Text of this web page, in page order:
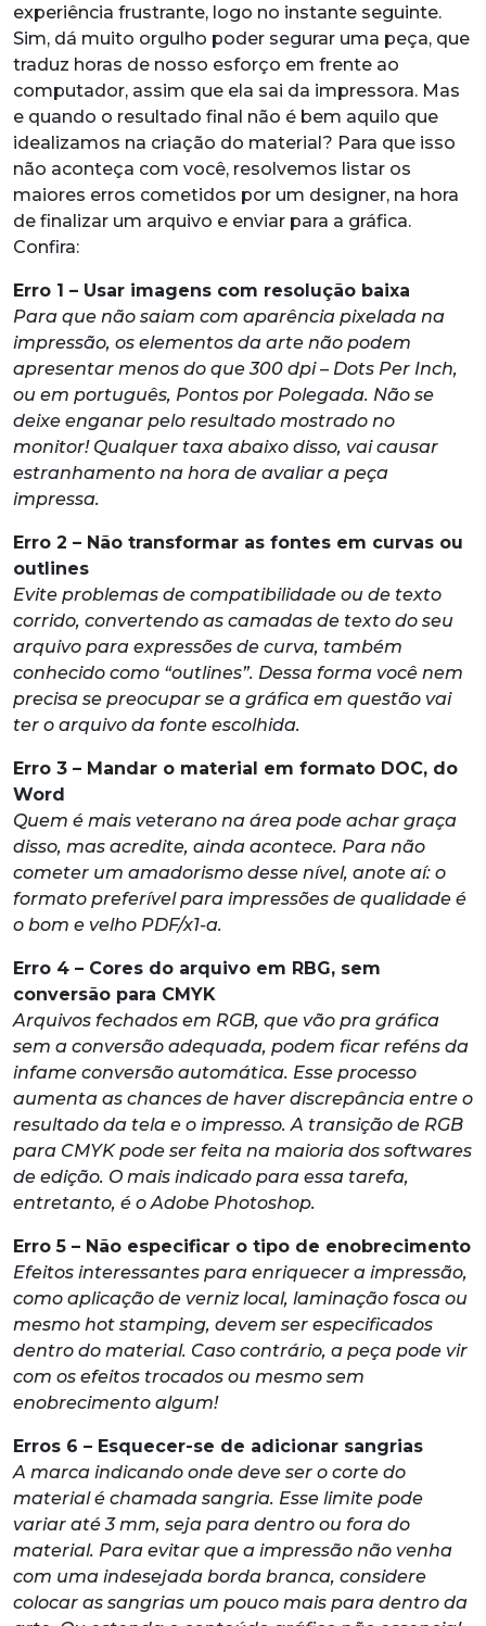
experiência frustrante, logo no instante seguinte.
Sim, dá muito orgulho poder segurar uma peça, que
traduz horas de nosso esforço em frente ao
computador, assim que ela sai da impressora. Mas
e quando o resultado final não é bem aquilo que
idealizamos na criação do material? Para que isso
não aconteça com você, resolvemos listar os
maiores erros cometidos por um designer, na hora
de finalizar um arquivo e enviar para a gráfica.
Confira:
Erro 1 – Usar imagens com resolução baixa
Para que não saiam com aparência pixelada na
impressão, os elementos da arte não podem
apresentar menos do que 300 dpi – Dots Per Inch,
ou em português, Pontos por Polegada. Não se
deixe enganar pelo resultado mostrado no
monitor! Qualquer taxa abaixo disso, vai causar
estranhamento na hora de avaliar a peça
impressa.
Erro 2 – Não transformar as fontes em curvas ou
outlines
Evite problemas de compatibilidade ou de texto
corrido, convertendo as camadas de texto do seu
arquivo para expressões de curva, também
conhecido como “outlines”. Dessa forma você nem
precisa se preocupar se a gráfica em questão vai
ter o arquivo da fonte escolhida.
Erro 3 – Mandar o material em formato DOC, do
Word
Quem é mais veterano na área pode achar graça
disso, mas acredite, ainda acontece. Para não
cometer um amadorismo desse nível, anote aí: o
formato preferível para impressões de qualidade é
o bom e velho PDF/x1-a.
Erro 4 – Cores do arquivo em RBG, sem
conversão para CMYK
Arquivos fechados em RGB, que vão pra gráfica
sem a conversão adequada, podem ficar reféns da
infame conversão automática. Esse processo
aumenta as chances de haver discrepância entre o
resultado da tela e o impresso. A transição de RGB
para CMYK pode ser feita na maioria dos softwares
de edição. O mais indicado para essa tarefa,
entretanto, é o Adobe Photoshop.
Erro 5 – Não especificar o tipo de enobrecimento
Efeitos interessantes para enriquecer a impressão,
como aplicação de verniz local, laminação fosca ou
mesmo hot stamping, devem ser especificados
dentro do material. Caso contrário, a peça pode vir
com os efeitos trocados ou mesmo sem
enobrecimento algum!
Erros 6 – Esquecer-se de adicionar sangrias
A marca indicando onde deve ser o corte do
material é chamada sangria. Esse limite pode
variar até 3 mm, seja para dentro ou fora do
material. Para evitar que a impressão não venha
com uma indesejada borda branca, considere
colocar as sangrias um pouco mais para dentro da